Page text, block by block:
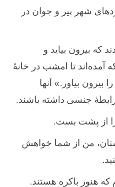
شهر پیر و جوان ‌در
كه‌ بیرون‌ بیاید و
آمده‌اند تا امشب ‌در خانهٔ
بیرون ‌بیاور.» آنها
جنسی داشته ‌باشند.
از پشت‌ بست‌.
من ‌از شما خواهش‌
كه ‌هنوز باكره‌ هستند.